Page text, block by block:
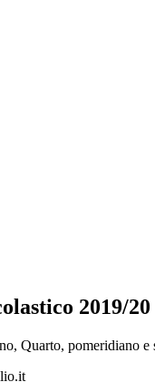
2019/20
Quarto, pomeridiano e